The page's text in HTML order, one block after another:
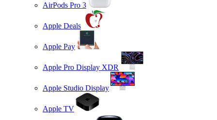
AirPods Pro 3
Apple Deals
Apple Pay
Apple Pro Display XDR
Apple Studio Display
Apple TV